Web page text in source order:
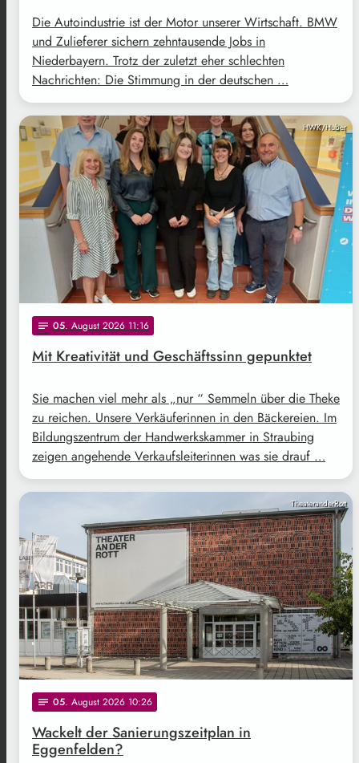
Die Autoindustrie ist der Motor unserer Wirtschaft. BMW
und Zulieferer sichern zehntausende Jobs in
Niederbayern. Trotz der zuletzt eher schlechten
Nachrichten: Die Stimmung in der deutschen …
HWK/Huber
notes 05. August 2026 11:16
Mit Kreativität und Geschäftssinn gepunktet
Sie machen viel mehr als „nur “ Semmeln über die Theke
zu reichen. Unsere Verkäuferinnen in den Bäckereien. Im
Bildungszentrum der Handwerkskammer in Straubing
zeigen angehende Verkaufsleiterinnen was sie drauf …
TheateranderRott
notes 05. August 2026 10:26
Wackelt der Sanierungszeitplan in
Eggenfelden?